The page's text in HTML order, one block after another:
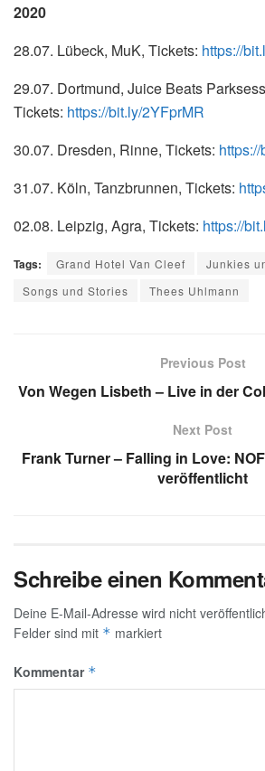
2020
28.07. Lübeck, MuK, Tickets: https://
29.07. Dortmund, Juice Beats
Tickets: https://bit.ly/2YFprMR
30.07. Dresden, Rinne, Tickets:
31.07. Köln, Tanzbrunnen, Tickets:
02.08. Leipzig, Agra, Tickets: https://
Tags: Grand Hotel Van Cleef
Junkies
Songs und Stories
Thees Uhlmann
Previous Post
Von Wegen Lisbeth – Live in der
Next Post
Frank Turner – Falling in Love:
veröffentlicht
Schreibe einen
Deine E-Mail-Adresse wird nicht
Felder sind mit * markiert
Kommentar *